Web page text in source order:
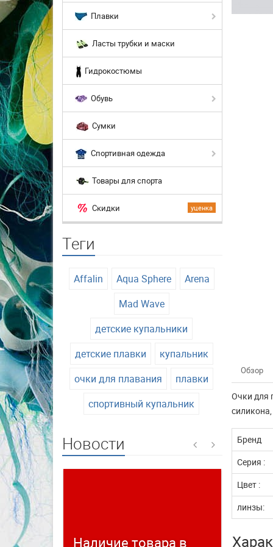
Плавки
Ласты трубки и маски
Гидрокостюмы
Обувь
Сумки
Спортивная одежда
Товары для спорта
уценка
Скидки
Теги
Affalin Aqua Sphere
Arena
Mad Wave
детские купальники
детские плавки
купальник
очки для плавания
плавки
спортивный купальник
Новости
Наличие товара в
Обзор
Очки для
Бренд
Серия :
Цвет :
линзы: